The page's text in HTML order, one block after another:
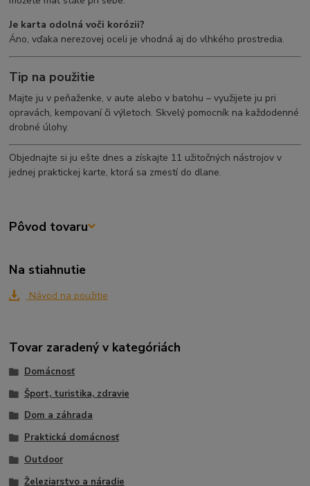
Je karta odolná voči korózii?
Áno, vďaka nerezovej oceli je vhodná aj do vlhkého prostredia.
Tip na použitie
Majte ju v peňaženke, v aute alebo v batohu – využijete ju pri
opravách, kempovaní či výletoch. Skvelý pomocník na každodenné
drobné úlohy.
Objednajte si ju ešte dnes a získajte 11 užitočných nástrojov v
jednej praktickej karte, ktorá sa zmestí do dlane.
Pôvod tovaru
Na stiahnutie
Návod na použitie
Tovar zaradený v kategóriách
Domácnosť
Šport, turistika, zdravie
Dom a záhrada
Praktická domácnosť
Outdoor
Železiarstvo a náradie